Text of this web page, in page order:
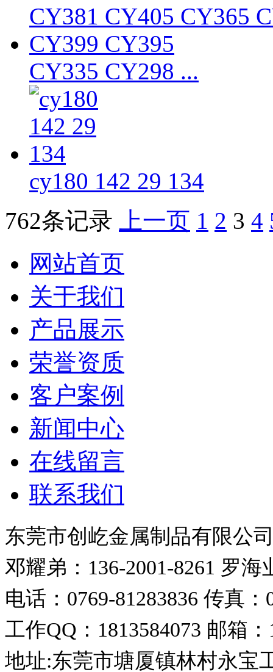
CY335 CY298 ...
cy180 142 29 134
762条记录
上一页 1 2 3 4
网站首页
关于我们
产品展示
荣誉资质
客户案例
新闻中心
在线留言
联系我们
东莞市创屹金属制品有限公
邓耀弟：136-2001-8261 罗海
电话：0769-81283836 传真：
工作QQ：1813584073 邮箱：
地址:东莞市塘厦镇林村永宝